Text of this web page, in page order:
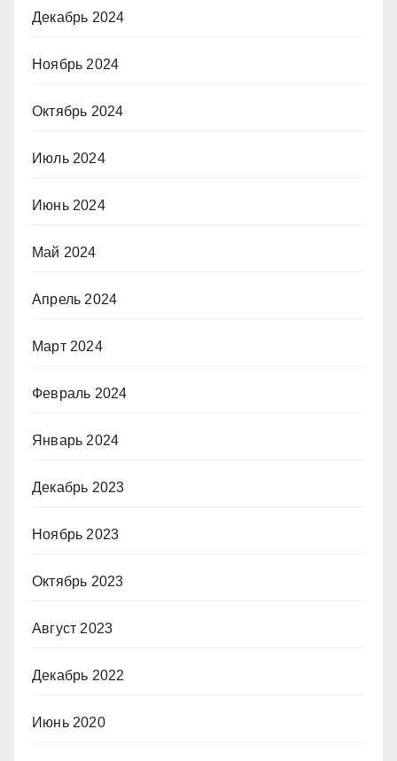
Декабрь 2024
Ноябрь 2024
Октябрь 2024
Июль 2024
Июнь 2024
Май 2024
Апрель 2024
Март 2024
Февраль 2024
Январь 2024
Декабрь 2023
Ноябрь 2023
Октябрь 2023
Август 2023
Декабрь 2022
Июнь 2020